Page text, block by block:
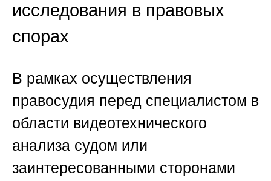
исследования в правовых
спорах
В рамках осуществления
правосудия перед специалистом в
области видеотехнического
анализа судом или
заинтересованными сторонами